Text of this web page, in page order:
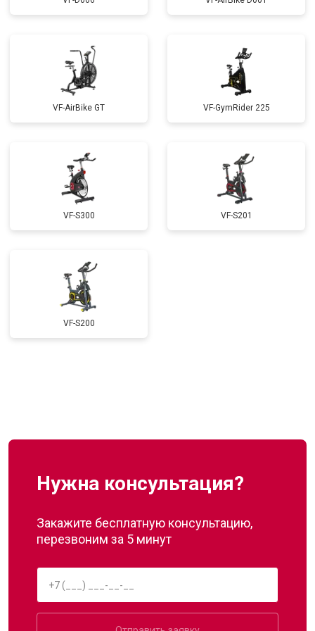
VF-AirBike GT VF-GymRider 225
VF-S300 VF-S201
VF-S200
Нужна консультация?
Закажите бесплатную консультацию,
перезвоним за 5 минут